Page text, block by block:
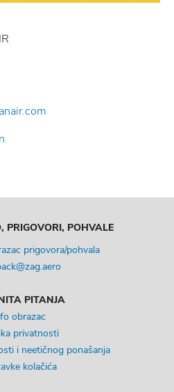
PRIGOVORI, POHVALE
prigovora/pohvala
PITANJA
obrazac
privatnosti
i neetičnog ponašanja
kolačića